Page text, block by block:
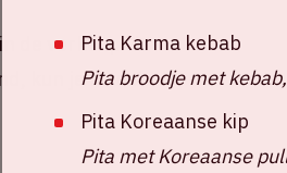
de verkoop via
kun je terecht bij
Pita Karma kebab
Pita broodje met
Pita Koreaanse kip
Pita met Koreaanse